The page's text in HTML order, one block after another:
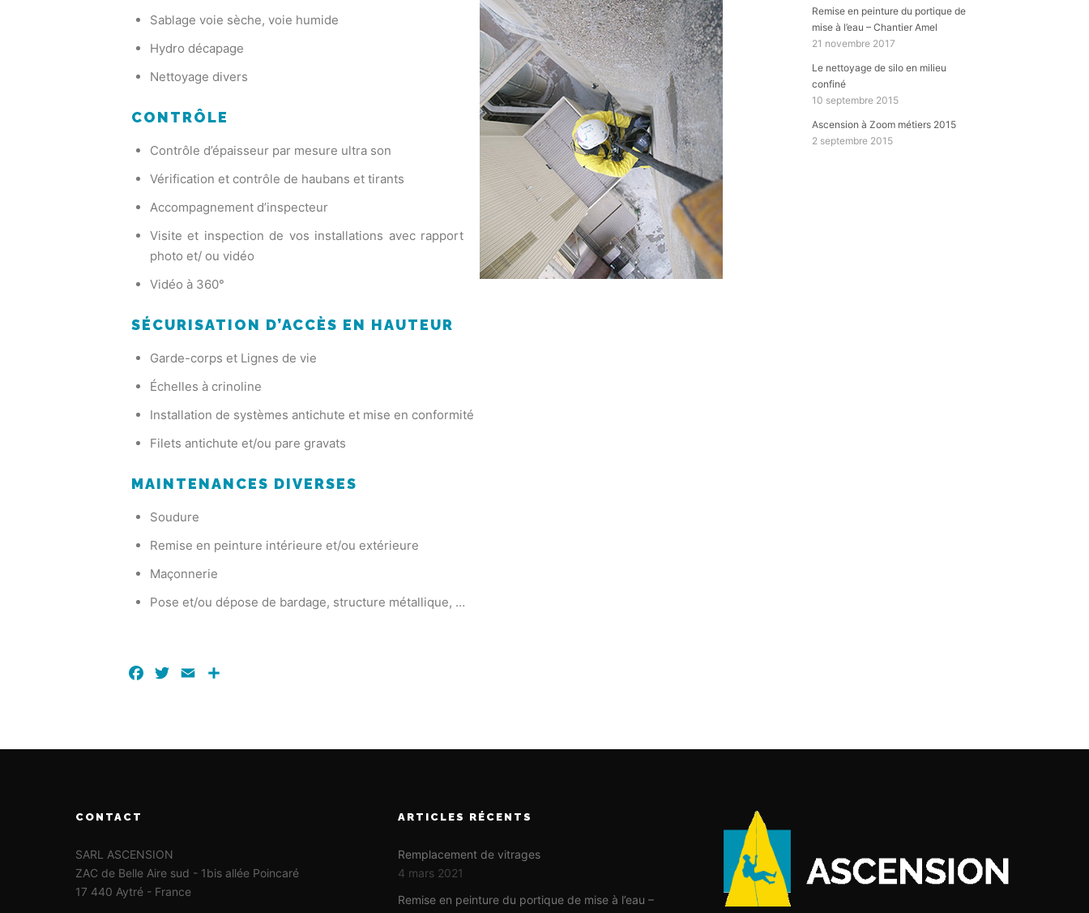
Sablage voie sèche, voie humide
Hydro décapage
Nettoyage divers
CONTRÔLE
Contrôle d’épaisseur par mesure ultra son
Vérification et contrôle de haubans et tirants
Accompagnement d’inspecteur
Visite et inspection de vos installations avec rapport
photo et/ ou vidéo
Vidéo à 360°
SÉCURISATION D’ACCÈS EN HAUTEUR
Garde-corps et Lignes de vie
Échelles à crinoline
Installation de systèmes antichute et mise en conformité
Filets antichute et/ou pare gravats
MAINTENANCES DIVERSES
Soudure
Remise en peinture intérieure et/ou extérieure
Maçonnerie
Pose et/ou dépose de bardage, structure métallique, …
FacebookTwitterEmail
Remise en peinture du portique de
mise à l’eau – Chantier Amel
21 novembre 2017
Le nettoyage de silo en milieu
confiné
10 septembre 2015
Ascension à Zoom métiers 2015
2 septembre 2015
CONTACT
SARL ASCENSION
ZAC de Belle Aire sud - 1bis allée Poincaré
17 440 Aytré - France
ARTICLES RÉCENTS
Remplacement de vitrages
4 mars 2021
Remise en peinture du portique de mise à l’eau –